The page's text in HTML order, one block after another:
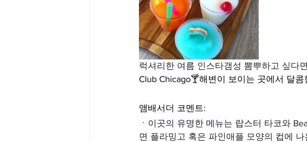
럭셔리한 여름 인스타갬성 뽐뿌하고 싶다
Club Chicago🍸해변이 보이는 곳에서 달
앰배서더 코멘트:
ㆍ 이곳의 유명한 메뉴는 랍스터 타코와
면 플라밍고 혹은 파인애플 모양의 컵에 나